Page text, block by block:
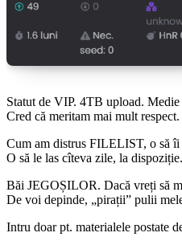
Statut de VIP. 4TB upload.
Cred că meritam mai mult
Cum am distrus FILELIST, o să
O să le las cîteva zile, la
Băi JEGOȘILOR. Dacă vreți să
De voi depinde, „pirații” pulii
Intru doar pt. materialele postate